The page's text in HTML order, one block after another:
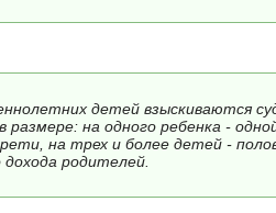
детей взыскиваются
размере: на одного ребенка -
на трех и более детей -
родителей.